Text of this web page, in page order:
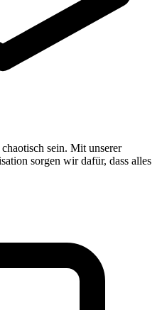
sein. Mit unserer
sorgen wir dafür, dass alles